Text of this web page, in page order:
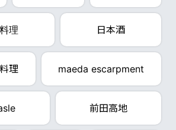
理 日本酒
理 maeda escarpment
前田高地